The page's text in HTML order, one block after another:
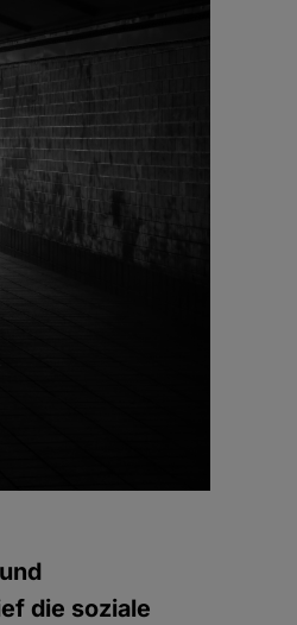
die soziale